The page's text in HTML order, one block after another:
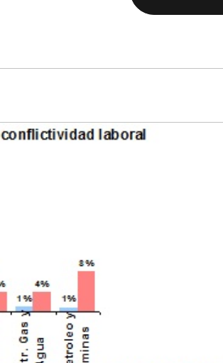
de medición que convierten los
Cuantificamos, comparamos y
optimizamos la gestión
pública.